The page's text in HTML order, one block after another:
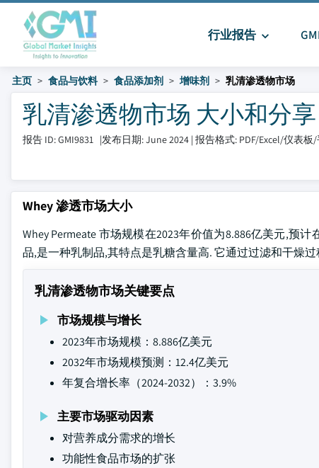
行业报告
主页 食品与饮料 食品添加剂 增味剂 乳清渗透物市场
乳清渗透物市场 大小和分享
报告 ID: GMI9831 |发布日期: June 2024 | 报告格式: PDF/Excel/仪表板
Whey 渗透市场大小
Whey Permeate 市场规模在2023年价值为8.886亿美元,预
品,是一种乳制品,其特点是乳糖含量高. 它通过过滤和干燥
乳清渗透物市场关键要点
市场规模与增长
2023年市场规模：8.886亿美元
2032年市场规模预测：12.4亿美元
年复合增长率（2024-2032）：3.9%
主要市场驱动因素
对营养成分需求的增长
功能性食品市场的扩张